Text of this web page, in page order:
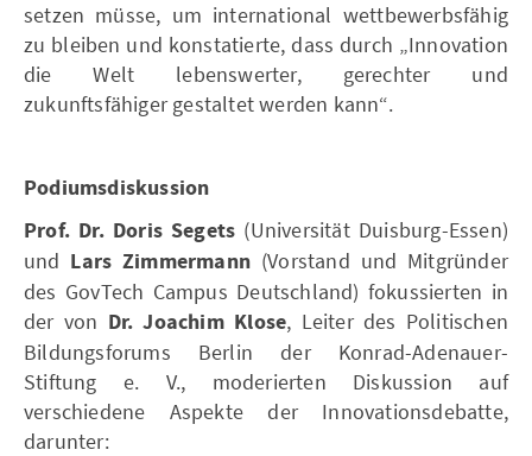
setzen müsse, um international wettbewerbsfähig
zu bleiben und konstatierte, dass durch „Innovation
die Welt lebenswerter, gerechter und
zukunftsfähiger gestaltet werden kann“.
Podiumsdiskussion
Prof. Dr. Doris Segets (Universität Duisburg-Essen)
und Lars Zimmermann (Vorstand und Mitgründer
des GovTech Campus Deutschland) fokussierten in
der von Dr. Joachim Klose, Leiter des Politischen
Bildungsforums Berlin der Konrad-Adenauer-
Stiftung e. V., moderierten Diskussion auf
verschiedene Aspekte der Innovationsdebatte,
darunter: